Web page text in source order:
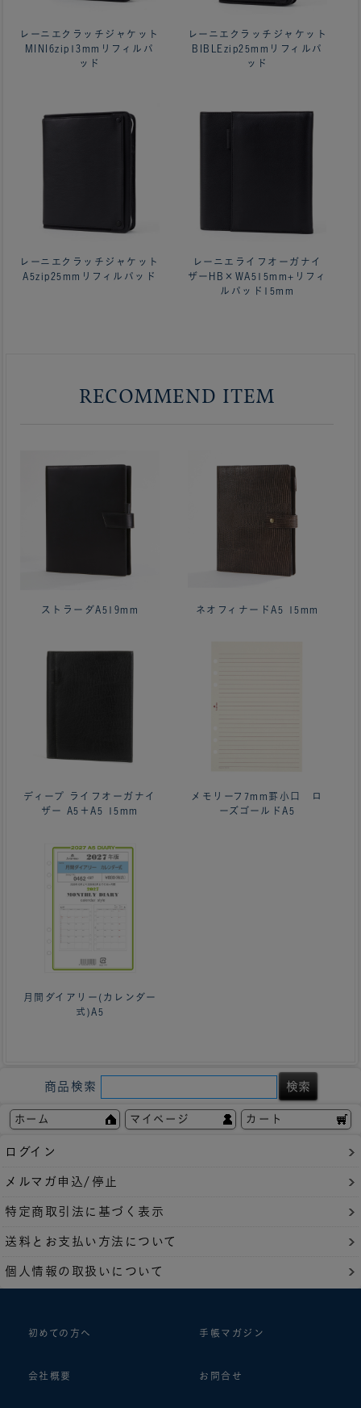
レーニエクラッチジャケット
MINI6zip13mmリフィルパ
ッド
レーニエクラッチジャケット
BIBLEzip25mmリフィルパ
ッド
レーニエクラッチジャケット
A5zip25mmリフィルパッド
レーニエライフオーガナイ
ザーHB×WA515mm+リフィ
ルパッド15mm
RECOMMEND ITEM
ストラーダA519mm ネオフィナードA5 15mm
ディープ ライフオーガナイ
ザー A5＋A5 15mm
メモリーフ7mm罫小口 ロ
ーズゴールドA5
月間ダイアリー(カレンダー
式)A5
商品検索
ホーム マイページ カート
ログイン
メルマガ申込/停止
特定商取引法に基づく表示
送料とお支払い方法について
個人情報の取扱いについて
初めての方へ 手帳マガジン
会社概要 お問合せ